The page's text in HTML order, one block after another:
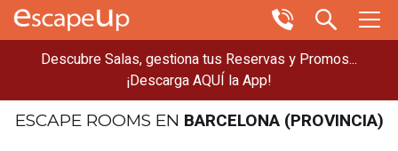
Descubre Salas, gestiona tus Reservas y Promos...
¡Descarga AQUÍ la App!
ESCAPE ROOMS EN BARCELONA (PROVINCIA)